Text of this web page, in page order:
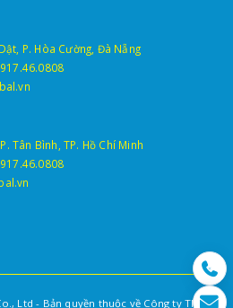
P. Hòa Cường, Đà Nẵng
Tân Bình, TP. Hồ Chí Minh
Ltd - Bản quyền thuộc về Công ty TNHH